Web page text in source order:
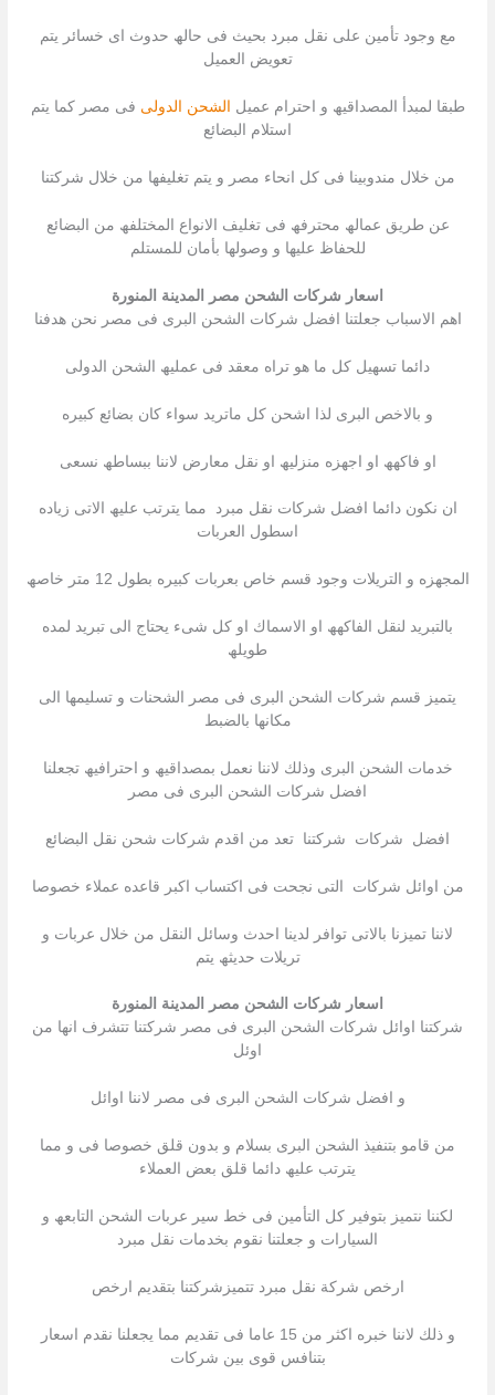
مع وجود تأمین على نقل مبرد بحیث فى حالھ حدوث اى خسائر یتم
تعویض العمیل
طبقا لمبدأ المصداقیھ و احترام عمیل الشحن الدولى فى مصر كما یتم
استلام البضائع
من خلال مندوبینا فى كل انحاء مصر و یتم تغلیفھا من خلال شركتنا
عن طریق عمالھ محترفھ فى تغلیف الانواع المختلفھ من البضائع
للحفاظ علیھا و وصولھا بأمان للمستلم
اسعار شركات الشحن مصر المدينة المنورة
اھم الاسباب جعلتنا افضل شركات الشحن البرى فى مصر نحن ھدفنا
دائما تسھیل كل ما ھو تراه معقد فى عملیھ الشحن الدولى
و بالاخص البرى لذا اشحن كل ماترید سواء كان بضائع كبیره
او فاكھھ او اجھزه منزلیھ او نقل معارض لاننا ببساطھ نسعى
ان نكون دائما افضل شركات نقل مبرد مما یترتب علیھ الاتى زیاده
اسطول العربات
المجھزه و التریلات وجود قسم خاص بعربات كبیره بطول 12 متر خاصھ
بالتبرید لنقل الفاكھھ او الاسماك او كل شىء یحتاج الى تبرید لمده
طویلھ
یتمیز قسم شركات الشحن البرى فى مصر الشحنات و تسلیمھا الى
مكانھا بالضبط
خدمات الشحن البرى وذلك لاننا نعمل بمصداقیھ و احترافیھ تجعلنا
افضل شركات الشحن البرى فى مصر
افضل شركات شركتنا تعد من اقدم شركات شحن نقل البضائع
من اوائل شركات التى نجحت فى اكتساب اكبر قاعده عملاء خصوصا
لاننا تمیزنا بالاتى توافر لدینا احدث وسائل النقل من خلال عربات و
تریلات حدیثھ یتم
اسعار شركات الشحن مصر المدينة المنورة
شركتنا اوائل شركات الشحن البرى فى مصر شركتنا تتشرف انھا من
اوئل
و افضل شركات الشحن البرى فى مصر لاننا اوائل
من قامو بتنفیذ الشحن البرى بسلام و بدون قلق خصوصا فى و مما
یترتب علیھ دائما قلق بعض العملاء
لكننا نتمیز بتوفیر كل التأمین فى خط سیر عربات الشحن التابعھ و
السیارات و جعلتنا نقوم بخدمات نقل مبرد
ارخص شركة نقل مبرد تتمیزشركتنا بتقدیم ارخص
و ذلك لاننا خبره اكثر من 15 عاما فى تقدیم مما یجعلنا نقدم اسعار
بتنافس قوى بین شركات